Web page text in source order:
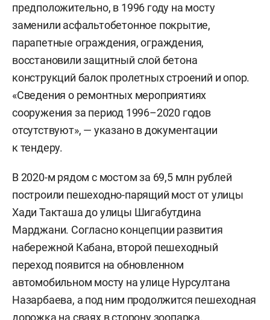
предположительно, в 1996 году на мосту
заменили асфальтобетонное покрытие,
парапетные ограждения, ограждения,
восстановили защитный слой бетона
конструкций балок пролетных строений и опор.
«Сведения о ремонтных мероприятиях
сооружения за период 1996–2020 годов
отсутствуют», — указано в документации
к тендеру.
В 2020-м рядом с мостом за 69,5 млн рублей
построили пешеходно-парящий мост от улицы
Хади Такташа до улицы Шигабутдина
Марджани. Согласно концепции развития
набережной Кабана, второй пешеходный
переход появится на обновленном
автомобильном мосту на улице Нурсултана
Назарбаева, а под ним продолжится пешеходная
дорожка на сваях в сторону зоопарка.